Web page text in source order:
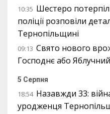
10:35 Шестеро
поліції розповіли
Тернопільщині
09:13 Свято нового
Господнє або
5 Серпня
18:54 Назавжди 33:
уродженця